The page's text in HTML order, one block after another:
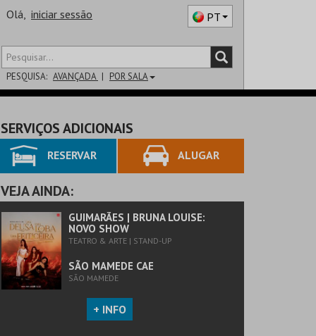
Olá, iniciar sessão PT
PESQUISA: AVANÇADA POR SALA
SALA
SERVIÇOS ADICIONAIS
RESERVAR ALUGAR
VEJA AINDA:
GUIMARÃES | BRUNA LOUISE:
NOVO SHOW
TEATRO & ARTE | STAND-UP
SÃO MAMEDE CAE
SÃO MAMEDE
+ INFO